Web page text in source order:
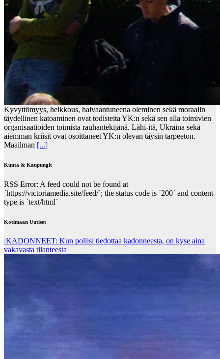
Kyvyttömyys, heikkous, halvaantuneena oleminen sekä moraalin
täydellinen katoaminen ovat todisteita YK:n sekä sen alla toimivien
organisaatioiden toimista rauhantekijänä. Lähi-itä, Ukraina sekä
aiemman kriisit ovat osoittaneet YK:n olevan täysin tarpeeton.
Maailman [...]
Kunta & Kaupungit
RSS Error: A feed could not be found at
`https://victoriamedia.site/feed/`; the status code is `200` and content-
type is `text/html`
Kotimaan Uutiset
:KADONNEET: Kun poliisi tiedottaa kadonneesta, on kyse aina
vakavasta tilanteesta